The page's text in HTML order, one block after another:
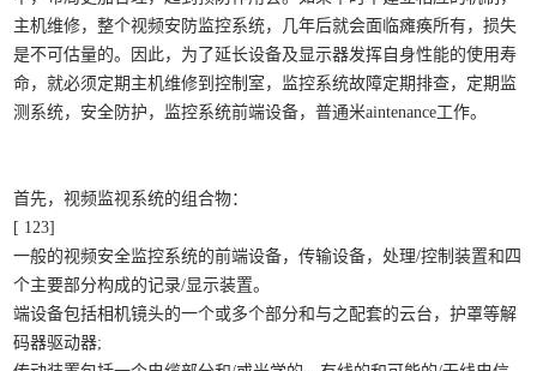
主机维修，整个视频安防监控系统，几年后就会面临瘫痪所有，损失
是不可估量的。因此，为了延长设备及显示器发挥自身性能的使用寿
命，就必须定期主机维修到控制室，监控系统故障定期排查，定期监
测系统，安全防护，监控系统前端设备，普通米aintenance工作。
首先，视频监视系统的组合物：
[ 123]
一般的视频安全监控系统的前端设备，传输设备，处理/控制装置和四
个主要部分构成的记录/显示装置。
端设备包括相机镜头的一个或多个部分和与之配套的云台，护罩等解
码器驱动器;